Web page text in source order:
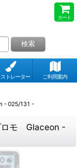
カート
検索
トレーター ご利用案内
- 025/131 -
ロモ Glaceon -